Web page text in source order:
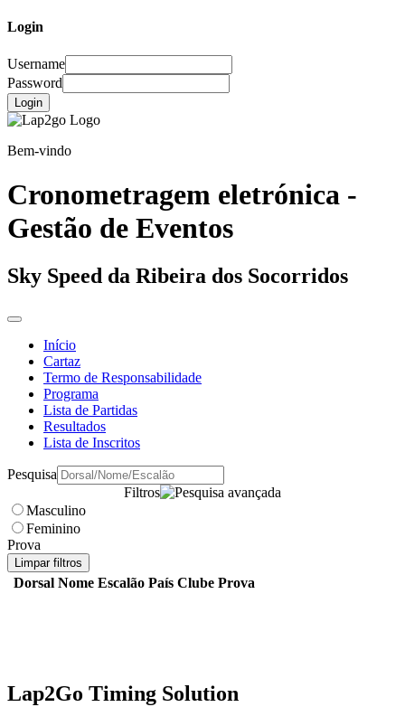
Login
Username
Password
Login
Bem-vindo
Cronometragem eletrónica -
Gestão de Eventos
Sky Speed da Ribeira dos Socorridos
Início
Cartaz
Termo de Responsabilidade
Programa
Lista de Partidas
Resultados
Lista de Inscritos
Pesquisa
Filtros
Masculino
Feminino
Prova
Limpar filtros
Dorsal Nome Escalão País Clube Prova
Lap2Go Timing Solution